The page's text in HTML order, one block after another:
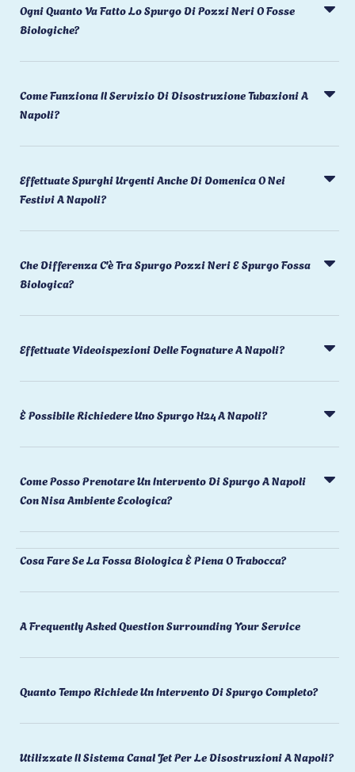
Ogni Quanto Va Fatto Lo Spurgo Di Pozzi Neri O Fosse
Biologiche?
Come Funziona Il Servizio Di Disostruzione Tubazioni A
Napoli?
Effettuate Spurghi Urgenti Anche Di Domenica O Nei
Festivi A Napoli?
Che Differenza C'è Tra Spurgo Pozzi Neri E Spurgo Fossa
Biologica?
Effettuate Videoispezioni Delle Fognature A Napoli?
È Possibile Richiedere Uno Spurgo H24 A Napoli?
Come Posso Prenotare Un Intervento Di Spurgo A Napoli
Con Nisa Ambiente Ecologica?
Cosa Fare Se La Fossa Biologica È Piena O Trabocca?
A Frequently Asked Question Surrounding Your Service
Quanto Tempo Richiede Un Intervento Di Spurgo Completo?
Utilizzate Il Sistema Canal Jet Per Le Disostruzioni A Napoli?